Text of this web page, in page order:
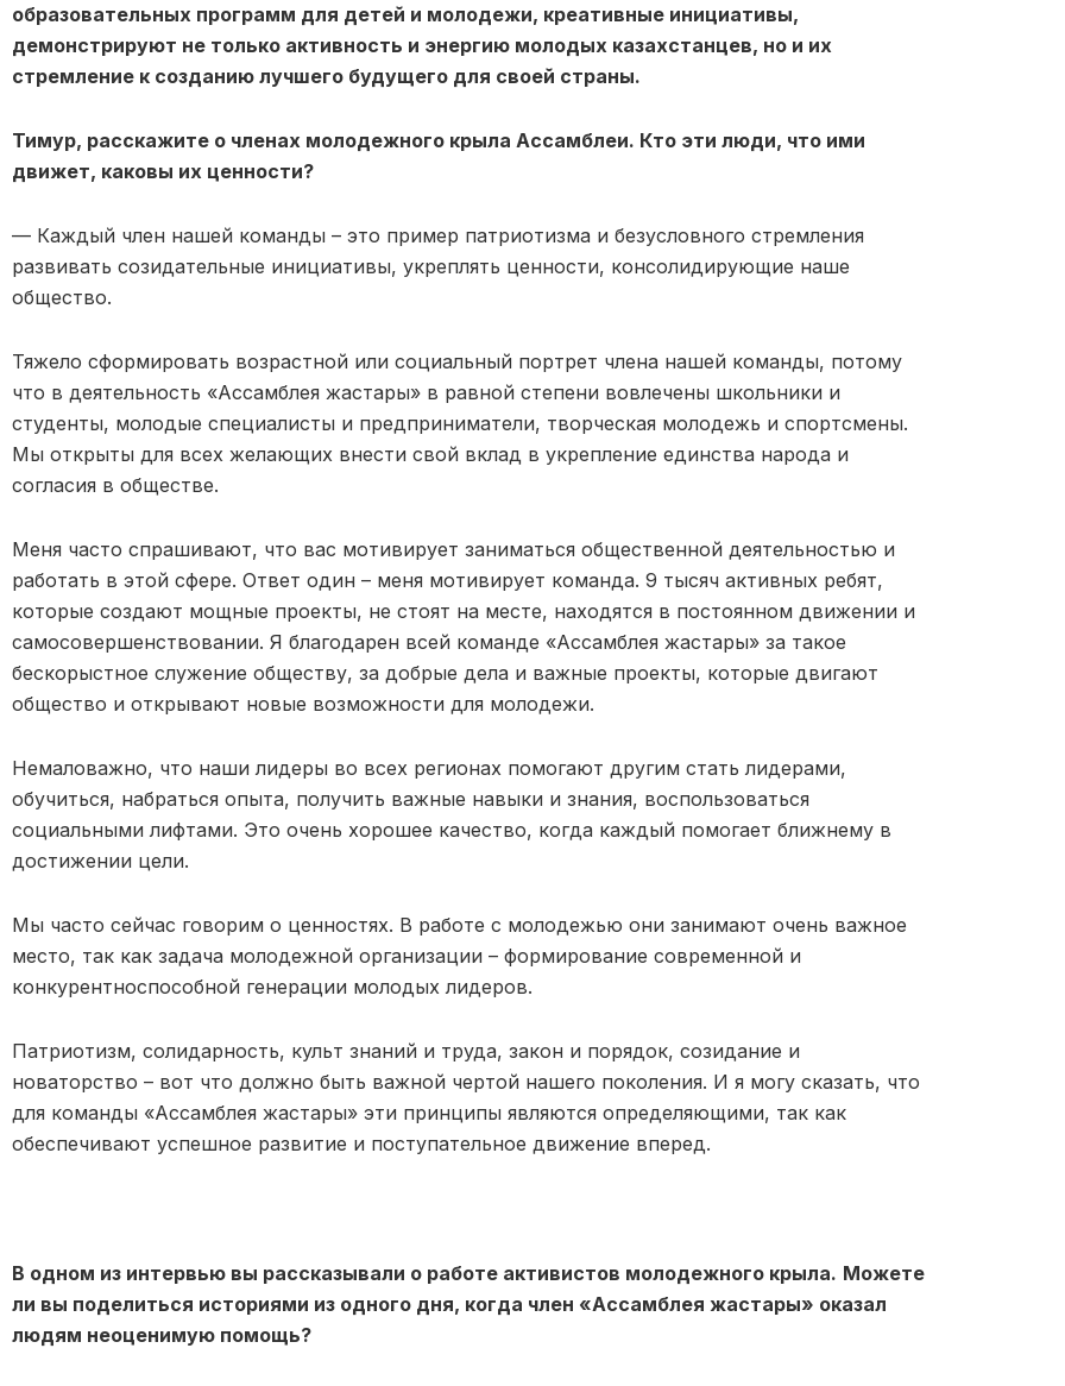
образовательных программ для детей и молодежи, креативные инициативы,
демонстрируют не только активность и энергию молодых казахстанцев, но и их
стремление к созданию лучшего будущего для своей страны.
Тимур, расскажите о членах молодежного крыла Ассамблеи. Кто эти люди, что ими
движет, каковы их ценности?
— Каждый член нашей команды – это пример патриотизма и безусловного стремления
развивать созидательные инициативы, укреплять ценности, консолидирующие наше
общество.
Тяжело сформировать возрастной или социальный портрет члена нашей команды, потому
что в деятельность «Ассамблея жастары» в равной степени вовлечены школьники и
студенты, молодые специалисты и предприниматели, творческая молодежь и спортсмены.
Мы открыты для всех желающих внести свой вклад в укрепление единства народа и
согласия в обществе.
Меня часто спрашивают, что вас мотивирует заниматься общественной деятельностью и
работать в этой сфере. Ответ один – меня мотивирует команда. 9 тысяч активных ребят,
которые создают мощные проекты, не стоят на месте, находятся в постоянном движении и
самосовершенствовании. Я благодарен всей команде «Ассамблея жастары» за такое
бескорыстное служение обществу, за добрые дела и важные проекты, которые двигают
общество и открывают новые возможности для молодежи.
Немаловажно, что наши лидеры во всех регионах помогают другим стать лидерами,
обучиться, набраться опыта, получить важные навыки и знания, воспользоваться
социальными лифтами. Это очень хорошее качество, когда каждый помогает ближнему в
достижении цели.
Мы часто сейчас говорим о ценностях. В работе с молодежью они занимают очень важное
место, так как задача молодежной организации – формирование современной и
конкурентноспособной генерации молодых лидеров.
Патриотизм, солидарность, культ знаний и труда, закон и порядок, созидание и
новаторство – вот что должно быть важной чертой нашего поколения. И я могу сказать, что
для команды «Ассамблея жастары» эти принципы являются определяющими, так как
обеспечивают успешное развитие и поступательное движение вперед.
В одном из интервью вы рассказывали о работе активистов молодежного крыла. Можете
ли вы поделиться историями из одного дня, когда член «Ассамблея жастары» оказал
людям неоценимую помощь?